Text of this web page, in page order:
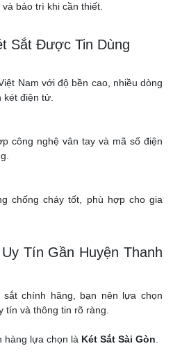
bảo trì khi cần thiết.
Sắt Được Tin Dùng
Nam với độ bền cao, nhiều dòng
điện tử.
công nghệ vân tay và mã số điện
chống cháy tốt, phù hợp cho gia
Tín Gần Huyện Thanh
chính hãng, bạn nên lựa chọn
tín và thông tin rõ ràng.
hàng lựa chọn là Két Sắt Sài Gòn